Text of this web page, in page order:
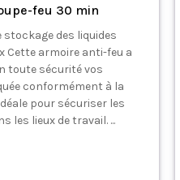
feu 30 min
des liquides
Cette armoire anti-feu a
toute sécurité vos
conformément à la
pour sécuriser les
les lieux de travail. ...